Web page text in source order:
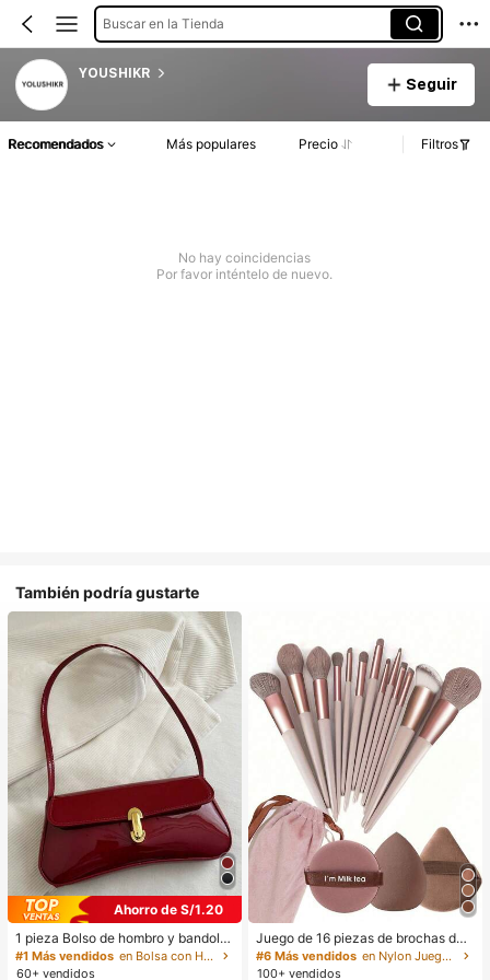
Buscar en la Tienda
YOUSHIKR
Seguir
Recomendados Más populares Precio Filtros
No hay coincidencias
Por favor inténtelo de nuevo.
También podría gustarte
Ahorro de S/1.20
1 pieza Bolso de hombro y bandoler
a de cuero sintético aceitado retro
para mujer, adecuado para citas, sa
#1 Más vendidos
en Bolsa con Herrajes dorados
60+ vendidos
Juego de 16 piezas de brochas de
maquillaje que incluye 13 brochas
de maquillaje, 1 esponja de maquill
#6 Más vendidos
en Nylon Juegos De Pinceles
100+ vendidos